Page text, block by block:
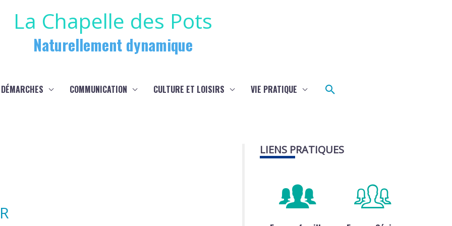
La Chapelle des Pots
Naturellement dynamique
COMMUNICATION CULTURE ET LOISIRS VIE PRATIQUE Rechercher
LIENS PRATIQUES